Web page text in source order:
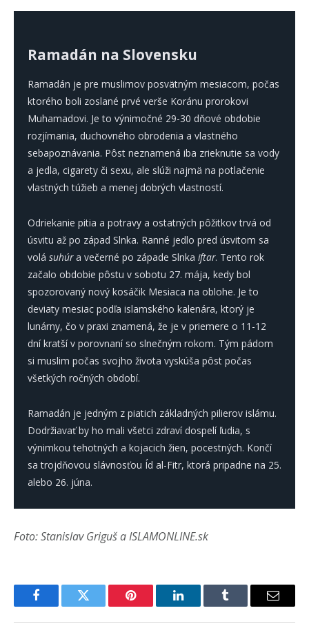
Ramadán na Slovensku
Ramadán je pre muslimov posvätným mesiacom, počas
ktorého boli zoslané prvé verše Koránu prorokovi
Muhamadovi. Je to výnimočné 29-30 dňové obdobie
rozjímania, duchovného obrodenia a vlastného
sebapoznávania. Pôst neznamená iba zrieknutie sa vody
a jedla, cigarety či sexu, ale slúži najmä na potlačenie
vlastných túžieb a menej dobrých vlastností.
Odriekanie pitia a potravy a ostatných pôžitkov trvá od
úsvitu až po západ Slnka. Ranné jedlo pred úsvitom sa
volá suhúra večerné po západe Slnka iftar. Tento rok
začalo obdobie pôstu v sobotu 27. mája, kedy bol
spozorovaný nový kosáčik Mesiaca na oblohe. Je to
deviaty mesiac podľa islamského kalenára, ktorý je
lunárny, čo v praxi znamená, že je v priemere o 11-12
dní kratší v porovnaní so slnečným rokom. Tým pádom
si muslim počas svojho života vyskúša pôst počas
všetkých ročných období.
Ramadán je jedným z piatich základných pilierov islámu.
Dodržiavať by ho mali všetci zdraví dospelí ľudia, s
výnimkou tehotných a kojacich žien, pocestných. Končí
sa trojdňovou slávnosťou Íd al-Fitr, ktorá pripadne na 25.
alebo 26. júna.
Foto: Stanislav Griguš a ISLAMONLINE.sk
FacebookTwitter Pinterest LinkedInTumblr Email